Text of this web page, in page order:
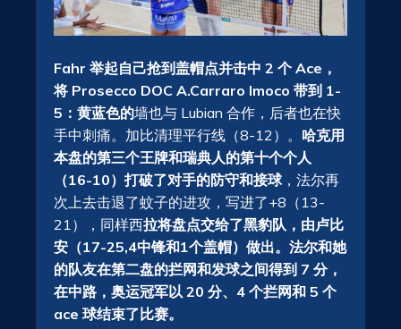
Fahr 举起自己抢到盖帽点并击中 2 个 Ace，
将 Prosecco DOC A.Carraro Imoco 带到 1-
5：黄蓝色的墙也与 Lubian 合作，后者也在快
手中刺痛。加比清理平行线（8-12）。 哈克用
本盘的第三个王牌和瑞典人的第十个个人
（16-10）打破了对手的防守和接球，法尔再
次上去击退了蚊子的进攻，写进了+8（13-
21），同样西拉将盘点交给了黑豹队，由卢比
安（17-25,4中锋和1个盖帽）做出。 法尔和她
的队友在第二盘的拦网和发球之间得到 7 分，
在中路，奥运冠军以 20 分、4 个拦网和 5 个
ace 球结束了比赛。